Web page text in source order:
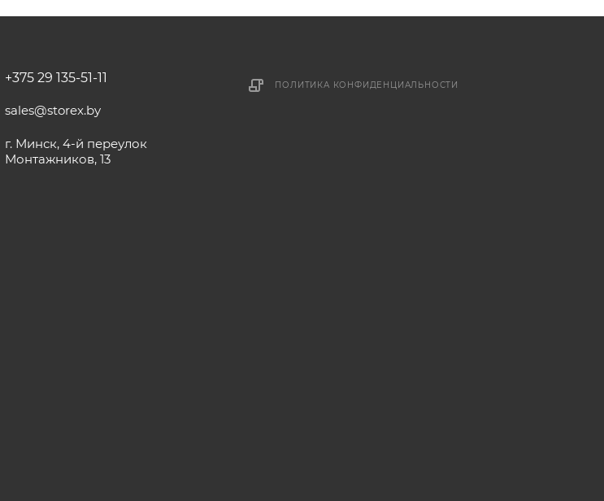
+375 29 135-51-11
sales@storex.by
г. Минск, 4-й переулок
Монтажников, 13
ПОЛИТИКА КОНФИДЕНЦИАЛЬНОСТИ